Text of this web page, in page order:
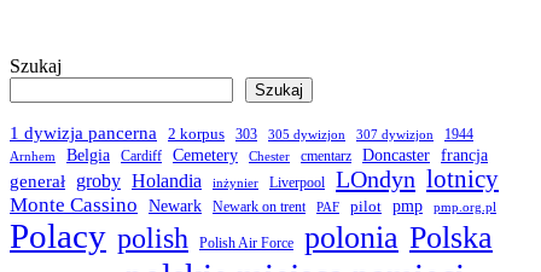
Szukaj
Szukaj
1 dywizja pancerna 2 korpus 303 305 dywizjon 307 dywizjon 1944
Arnhem Belgia Cardiff Cemetery Chester cmentarz Doncaster francja
generał
groby Holandia inżynier Liverpool LOndyn lotnicy
Monte Cassino Newark Newark on trent PAF pilot pmp pmp.org.pl
Polacy polish Polish Air Force polonia Polska